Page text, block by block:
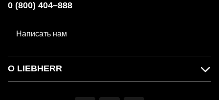
0 (800) 404–888
Написать нам
О LIEBHERR